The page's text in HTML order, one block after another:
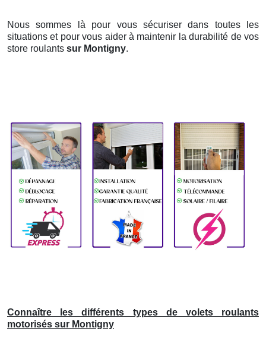
Nous sommes là pour vous sécuriser dans toutes les
situations et pour vous aider à maintenir la durabilité de vos
store roulants sur Montigny.
Connaître les différents types de volets roulants
motorisés sur Montigny